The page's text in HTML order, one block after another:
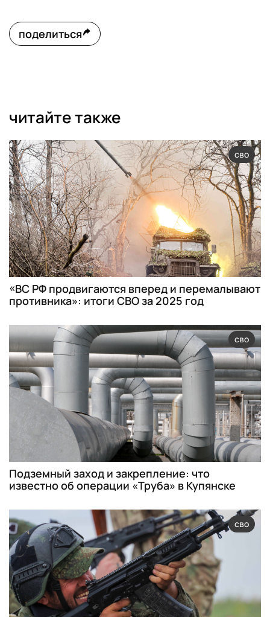
поделиться
читайте также
сво
«ВС РФ продвигаются вперед и перемалывают
противника»: итоги СВО за 2025 год
сво
Подземный заход и закрепление: что
известно об операции «Труба» в Купянске
сво